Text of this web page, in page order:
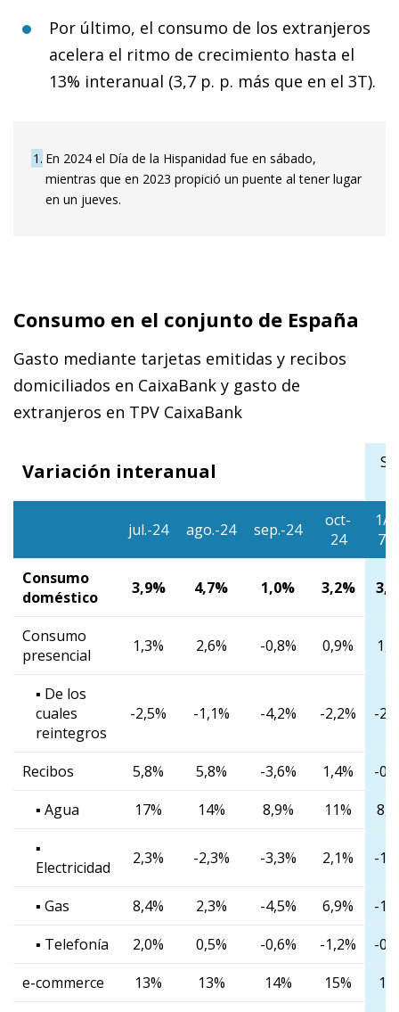
Por último, el consumo de los extranjeros
acelera el ritmo de crecimiento hasta el
13% interanual (3,7 p. p. más que en el 3T).
1 En 2024 el Día de la Hispanidad fue en sábado,
mientras que en 2023 propició un puente al tener lugar
en un jueves.
Consumo en el conjunto de España
Gasto mediante tarjetas emitidas y recibos
domiciliados en CaixaBank y gasto de
extranjeros en TPV CaixaBank
Variación interanual
jul.-24 ago.-24 sep.-24
oct-
24
1/
7/
Consumo
doméstico
3,9% 4,7% 1,0% 3,2%
Consumo
presencial
1,3% 2,6% -0,8% 0,9%
▪ De los
cuales
reintegros
-2,5% -1,1% -4,2% -2,2% -
Recibos 5,8% 5,8% -3,6% 1,4%
-
▪ Agua
17% 14% 8,9% 11%
▪
Electricidad
2,3% -2,3% -3,3% 2,1% -
▪ Gas 8,4% 2,3% -4,5% 6,9%
-
▪ Telefonía
2,0% 0,5% -0,6% -1,2%
-
e-commerce
13% 13% 14% 15%